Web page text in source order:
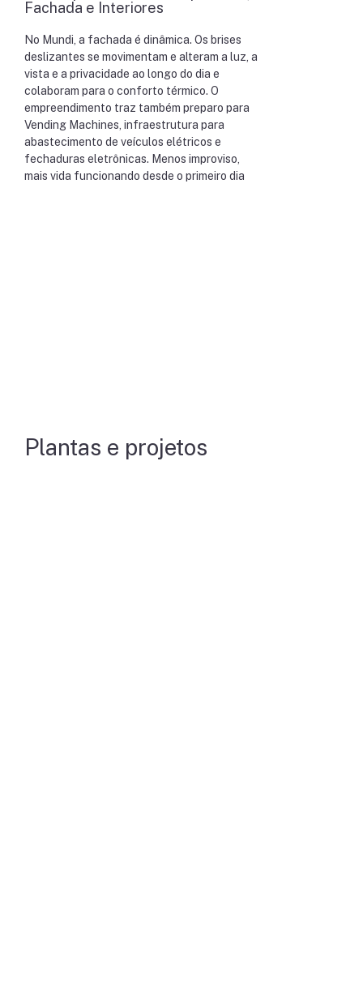
Fachada e Interiores
No Mundi, a fachada é dinâmica. Os brises
deslizantes se movimentam e alteram a luz, a
vista e a privacidade ao longo do dia e
colaboram para o conforto térmico. O
empreendimento traz também preparo para
Vending Machines, infraestrutura para
abastecimento de veículos elétricos e
fechaduras eletrônicas. Menos improviso,
mais vida funcionando desde o primeiro dia
Plantas e projetos